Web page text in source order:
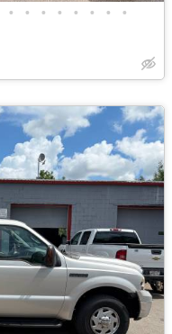
• • • • • • • •